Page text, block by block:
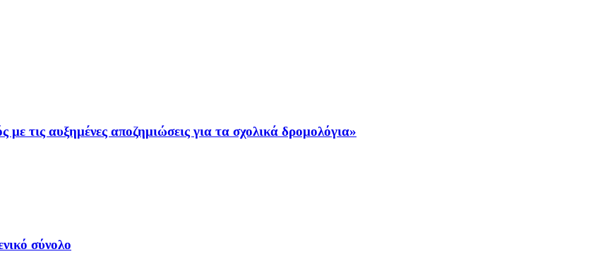
τις αυξημένες αποζημιώσεις για τα σχολικά δρομολόγια»
σύνολο